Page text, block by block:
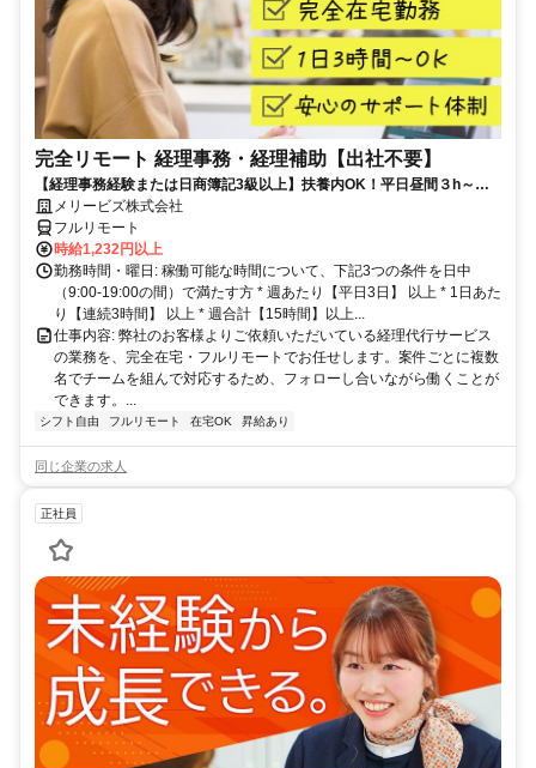
完全リモート 経理事務・経理補助【出社不要】
【経理事務経験または日商簿記3級以上】扶養内OK！平日昼間３h～。
完全在宅で育児・介護中の方も大歓迎♪
メリービズ株式会社
フルリモート
時給1,232円以上
勤務時間・曜日: 稼働可能な時間について、下記3つの条件を日中
（9:00-19:00の間）で満たす方 * 週あたり【平日3日】 以上 * 1日あた
り【連続3時間】 以上 * 週合計【15時間】以上...
仕事内容: 弊社のお客様よりご依頼いただいている経理代行サービス
の業務を、完全在宅・フルリモートでお任せします。案件ごとに複数
名でチームを組んで対応するため、フォローし合いながら働くことが
できます。...
シフト自由 フルリモート 在宅OK 昇給あり
同じ企業の求人
正社員